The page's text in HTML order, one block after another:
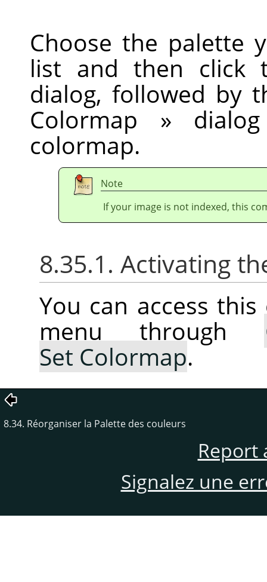
Choose the palette
list and then
dialog, followed by
Colormap »
colormap.
Note
If your image is not indexed, this
8.35.1. Activating
You can access
menu through
Set Colormap.
8.34. Réorganiser la Palette des couleurs
Report
Signalez une